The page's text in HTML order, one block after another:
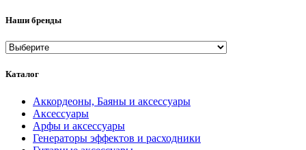
Наши бренды
Каталог
Аккордеоны, Баяны и аксессуары
Аксессуары
Арфы и аксессуары
Генераторы эффектов и расходники